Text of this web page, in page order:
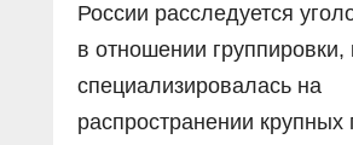
России расследуется
в отношении группировки,
специализировалась на
распространении крупных